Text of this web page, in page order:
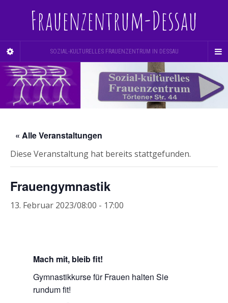
Frauenzentrum-Dessau
SOZIAL-KULTURELLES FRAUENZENTRUM IN DESSAU
« Alle Veranstaltungen
Diese Veranstaltung hat bereits stattgefunden.
Frauengymnastik
13. Februar 2023/08:00 - 17:00
Mach mit, bleib fit!
Gymnastikkurse für Frauen halten Sie
rundum fit!